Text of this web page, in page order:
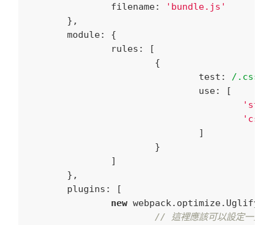
filename:
'bundle.js'
module: {
rules : [
test : /.css$/
'css-
plugins : [
new
// 這裡應該可以設定一些